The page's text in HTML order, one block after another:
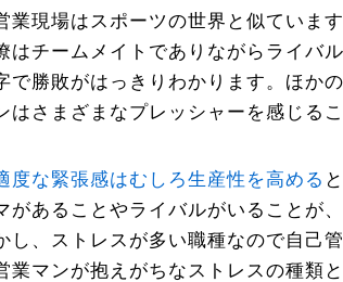
業現場はスポーツの世界と似ていま
はチームメイトでありながらライバ
で勝敗がはっきりわかります。ほか
はさまざまなプレッシャーを感じるこ
度な緊張感はむしろ生産性を高める
があることやライバルがいることが
し、ストレスが多い職種なので自己
業マンが抱えがちなストレスの種類